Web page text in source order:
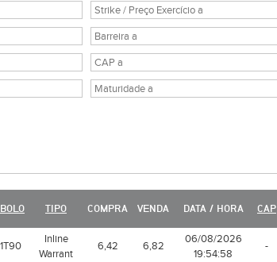
TIPO COMPRA VENDA DATA / HORA CAP
Inline
Warrant
6,42 6,82
06/08/2026
19:54:58
-